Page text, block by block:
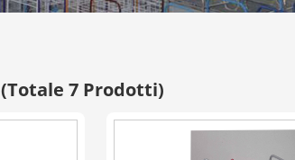
(Totale 7 Prodotti)